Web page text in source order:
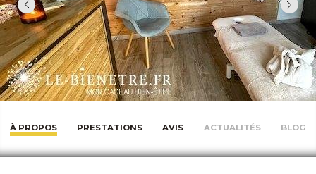
À PROPOS PRESTATIONS AVIS ACTUALITÉS BLOG